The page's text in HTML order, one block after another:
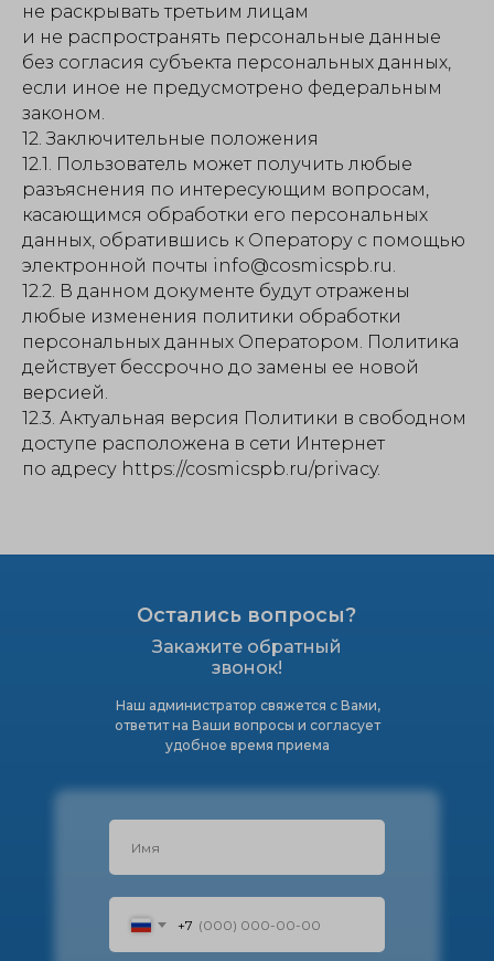
не раскрывать третьим лицам
и не распространять персональные данные
без согласия субъекта персональных данных,
если иное не предусмотрено федеральным
законом.
12. Заключительные положения
12.1. Пользователь может получить любые
разъяснения по интересующим вопросам,
касающимся обработки его персональных
данных, обратившись к Оператору с помощью
электронной почты info@cosmicspb.ru.
12.2. В данном документе будут отражены
любые изменения политики обработки
персональных данных Оператором. Политика
действует бессрочно до замены ее новой
версией.
12.3. Актуальная версия Политики в свободном
доступе расположена в сети Интернет
по адресу https://cosmicspb.ru/privacy.
Остались вопросы?
+7
Наш администратор свяжется с Вами,
ответит на Ваши вопросы и согласует
удобное время приема
Закажите обратный
звонок!